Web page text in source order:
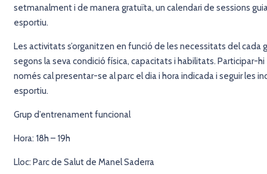
setmanalment i de manera gratuïta, un calendari de sessions
esportiu.
Les activitats s’organitzen en funció de les necessitats del cada
segons la seva condició física, capacitats i habilitats. Participar-
només cal presentar-se al parc el dia i hora indicada i seguir les
esportiu.
Grup d’entrenament funcional
Hora: 18h – 19h
Lloc: Parc de Salut de Manel Saderra